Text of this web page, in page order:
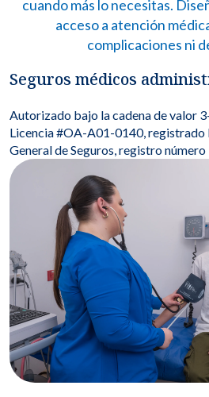
cuando más lo necesitas.
acceso a atención
complicaciones ni
Seguros médicos
Autorizado bajo la cadena de valor
Licencia #OA-A01-0140, registrado
General de Seguros, registro